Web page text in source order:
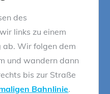
des
links zu einem
Wir folgen dem
und wandern dann
bis zur Straße
Bahnlinie.